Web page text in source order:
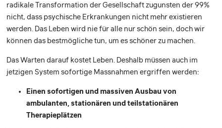
radikale Transformation der Gesellschaft zugunsten der 99%
nicht, dass psychische Erkrankungen nicht mehr existieren
werden. Das Leben wird nie für alle nur schön sein, doch wir
können das bestmögliche tun, um es schöner zu machen.
Das Warten darauf kostet Leben. Deshalb müssen auch im
jetzigen System sofortige Massnahmen ergriffen werden:
Einen sofortigen und massiven Ausbau von
ambulanten, stationären und teilstationären
Therapieplätzen